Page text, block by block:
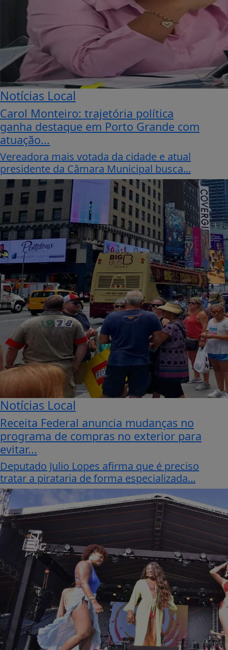
Notícias Local
Carol Monteiro: trajetória política
ganha destaque em Porto Grande com
atuação...
Vereadora mais votada da cidade e atual
presidente da Câmara Municipal busca...
Notícias Local
Receita Federal anuncia mudanças no
programa de compras no exterior para
evitar...
Deputado Julio Lopes afirma que é preciso
tratar a pirataria de forma especializada...